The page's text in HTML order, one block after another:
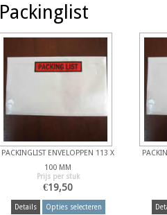
Packinglist
PACKINGLIST ENVELOPPEN 113 X
100 MM
Prijs per stuk
€19,50
Details Opties selecteren